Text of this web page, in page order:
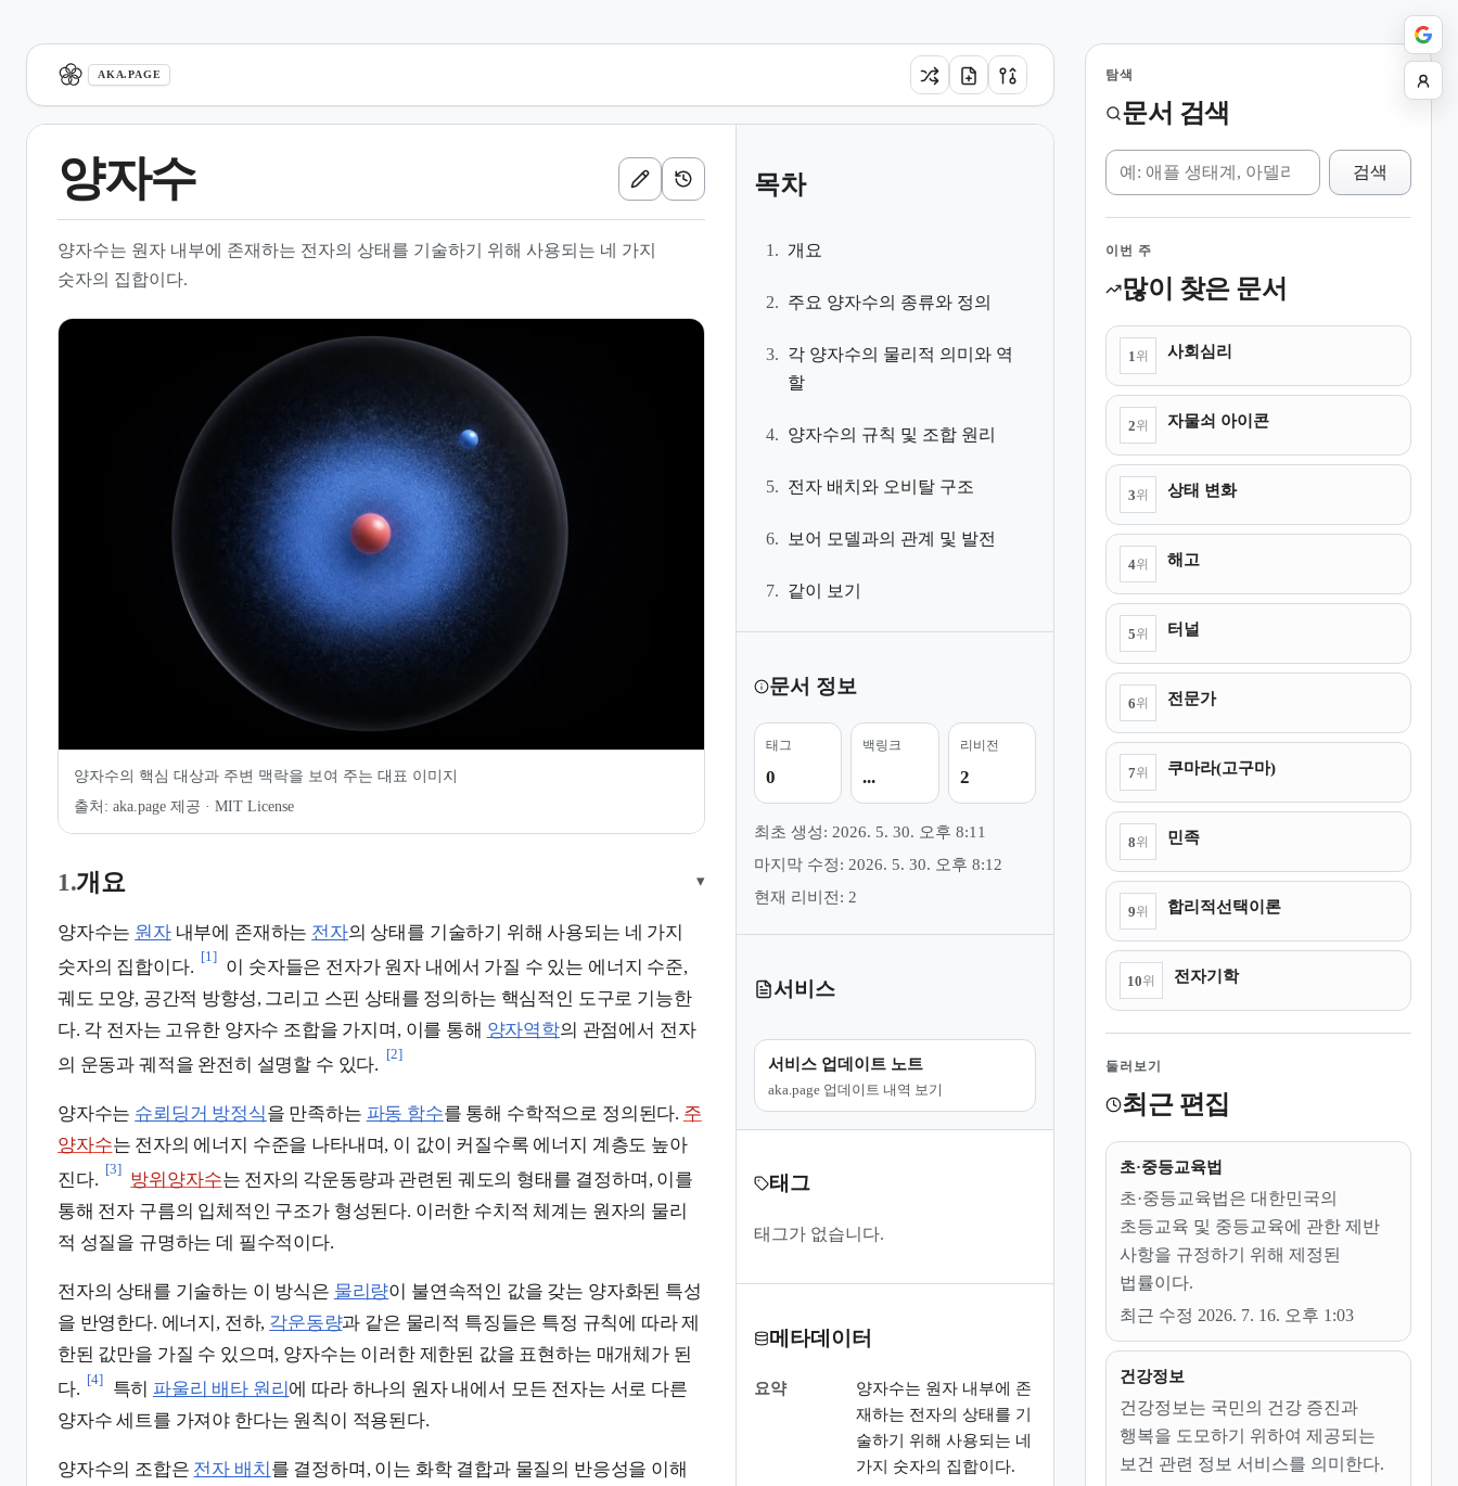
AKA.PAGE
양자수
양자수는 원자 내부에 존재하는 전자의 상태를 기술하기 위해 사용되는 네 가지
숫자의 집합이다.
양자수의 핵심 대상과 주변 맥락을 보여 주는 대표 이미지
출처: aka.page 제공 · MIT License
1.개요 ▾
양자수는 원자내부에 존재하는 전자의 상태를 기술하기 위해 사용되는 네 가지
숫자의 집합이다.
[1]
이 숫자들은 전자가 원자 내에서 가질 수 있는 에너지 수준,
궤도 모양, 공간적 방향성, 그리고 스핀 상태를 정의하는 핵심적인 도구로 기능한
다. 각 전자는 고유한 양자수 조합을 가지며, 이를 통해 양자역학의 관점에서 전자
의 운동과 궤적을 완전히 설명할 수 있다.
[2]
양자수는 슈뢰딩거 방정식을 만족하는 파동 함수를 통해 수학적으로 정의된다. 주
양자수는 전자의 에너지 수준을 나타내며, 이 값이 커질수록 에너지 계층도 높아
진다.
[3]
방위양자수는 전자의 각운동량과 관련된 궤도의 형태를 결정하며, 이를
통해 전자 구름의 입체적인 구조가 형성된다. 이러한 수치적 체계는 원자의 물리
적 성질을 규명하는 데 필수적이다.
전자의 상태를 기술하는 이 방식은 물리량이 불연속적인 값을 갖는 양자화된 특성
을 반영한다. 에너지, 전하, 각운동량과 같은 물리적 특징들은 특정 규칙에 따라 제
한된 값만을 가질 수 있으며, 양자수는 이러한 제한된 값을 표현하는 매개체가 된
다.
[4]
특히 파울리 배타 원리 에 따라 하나의 원자 내에서 모든 전자는 서로 다른
양자수 세트를 가져야 한다는 원칙이 적용된다.
양자수의 조합은 전자 배치 를 결정하며, 이는 화학 결합과 물질의 반응성을 이해
목차
1. 개요
2. 주요 양자수의 종류와 정의
3. 각 양자수의 물리적 의미와 역
할
4. 양자수의 규칙 및 조합 원리
5. 전자 배치와 오비탈 구조
6. 보어 모델과의 관계 및 발전
7. 같이 보기
문서 정보
태그
0
백링크
...
리비전
2
최초 생성: 2026. 5. 30. 오후 8:11
마지막 수정: 2026. 5. 30. 오후 8:12
현재 리비전: 2
서비스
서비스 업데이트 노트
aka.page 업데이트 내역 보기
태그
태그가 없습니다.
메타데이터
요약
양자수는 원자 내부에 존
재하는 전자의 상태를 기
술하기 위해 사용되는 네
가지 숫자의 집합이다.
개요
주요 양자수의 종류와 정의
각 양자수의 물리적 의미와 역
양자수의 규칙 및 조합 원리
전자 배치와 오비탈 구조
보어 모델과의 관계 및 발전
탐색
문서 검색
위키 검색
검색
이번 주
많이 찾은 문서
1 위 사회심리
2위 자물쇠 아이콘
3위 상태 변화
4위 해고
5위 터널
6위 전문가
7위 쿠마라(고구마)
8위 민족
9위 합리적선택이론
10위 전자기학
둘러보기
최근 편집
초·중등교육법
초·중등교육법은 대한민국의
초등교육 및 중등교육에 관한 제반
사항을 규정하기 위해 제정된
법률이다.
최근 수정 2026. 7. 16. 오후 1:03
건강정보
건강정보는 국민의 건강 증진과
행복을 도모하기 위하여 제공되는
보건 관련 정보 서비스를 의미한다.